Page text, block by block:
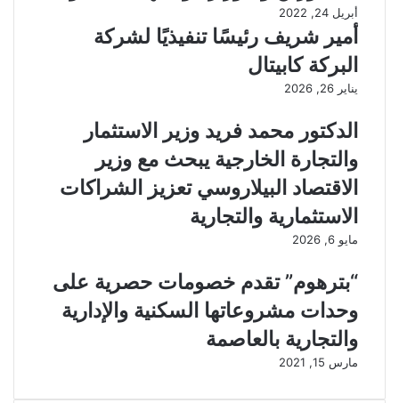
أبريل 24, 2022
أمير شريف رئيسًا تنفيذيًا لشركة
البركة كابيتال
يناير 26, 2026
الدكتور محمد فريد وزير الاستثمار
والتجارة الخارجية يبحث مع وزير
الاقتصاد البيلاروسي تعزيز الشراكات
الاستثمارية والتجارية
مايو 6, 2026
“بترهوم” تقدم خصومات حصرية على
وحدات مشروعاتها السكنية والإدارية
والتجارية بالعاصمة
مارس 15, 2021